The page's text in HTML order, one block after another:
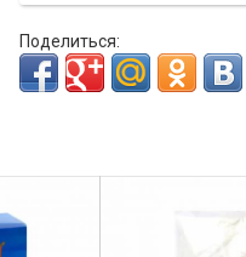
Поделиться: